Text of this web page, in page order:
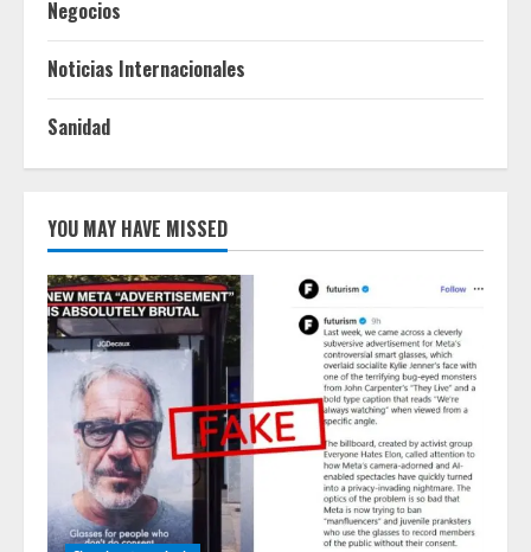
Negocios
Noticias Internacionales
Sanidad
YOU MAY HAVE MISSED